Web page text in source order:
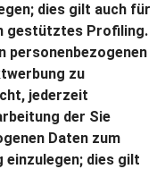
dies gilt auch für
gestütztes Profiling.
personenbezogenen
zu
jederzeit
der Sie
Daten zum
einzulegen; dies gilt